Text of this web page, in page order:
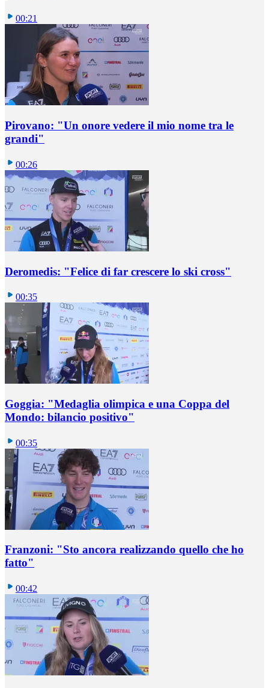
00:21
Pirovano: "Un onore vedere il mio nome tra le
grandi"
00:26
Deromedis: "Felice di far crescere lo ski cross"
00:35
Goggia: "Medaglia olimpica e una Coppa del
Mondo: bilancio positivo"
00:35
Franzoni: "Sto ancora realizzando quello che ho
fatto"
00:42